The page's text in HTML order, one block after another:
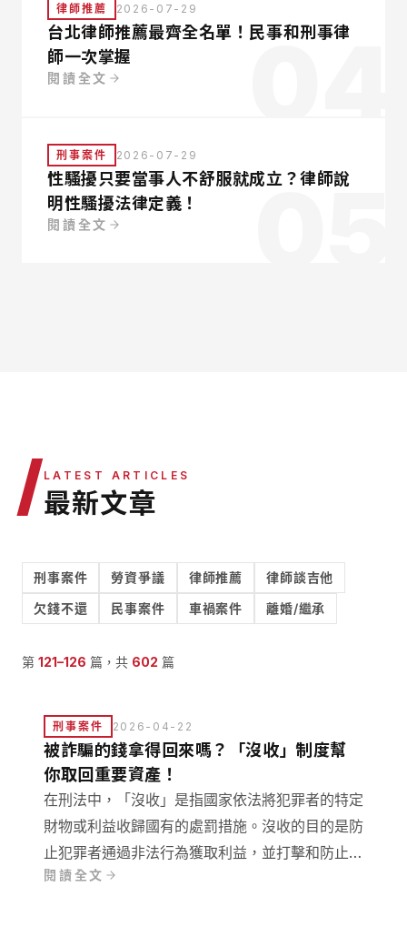
律師推薦 2026-07-29
台北律師推薦最齊全名單！民事和刑事律
師一次掌握
閱讀全文
刑事案件 2026-07-29
性騷擾只要當事人不舒服就成立？律師說
明性騷擾法律定義！
閱讀全文 05
/LATEST ARTICLES
最新文章
刑事案件 勞資爭議 律師推薦
律師談吉他
欠錢不還
民事案件 車禍案件 離婚/繼承
第 121–126 篇，共 602 篇
刑事案件 2026-04-22
被詐騙的錢拿得回來嗎？「沒收」制度幫
你取回重要資產！
在刑法中，「沒收」是指國家依法將犯罪者的特定
財物或利益收歸國有的處罰措施。沒收的目的是防
止犯罪者通過非法行為獲取利益，並打擊和防止犯
罪活動，本文中資深刑事律師將跟您分享沒收和沒
閱讀全文